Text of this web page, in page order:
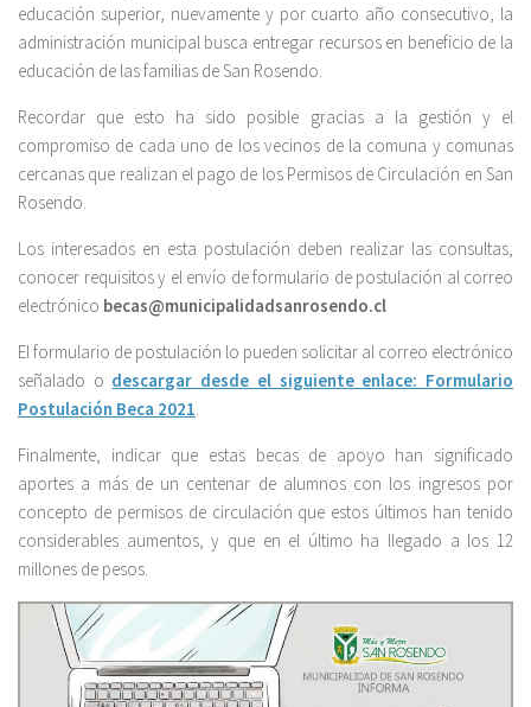
educación superior, nuevamente y por cuarto año consecutivo, la
administración municipal busca entregar recursos en beneficio de la
educación de las familias de San Rosendo.
Recordar que esto ha sido posible gracias a la gestión y el
compromiso de cada uno de los vecinos de la comuna y comunas
cercanas que realizan el pago de los Permisos de Circulación en San
Rosendo.
Los interesados en esta postulación deben realizar las consultas,
conocer requisitos y el envío de formulario de postulación al correo
electrónico becas@municipalidadsanrosendo.cl
El formulario de postulación lo pueden solicitar al correo electrónico
señalado o descargar desde el siguiente enlace: Formulario
Postulación Beca 2021
Finalmente, indicar que estas becas de apoyo han significado
aportes a más de un centenar de alumnos con los ingresos por
concepto de permisos de circulación que estos últimos han tenido
considerables aumentos, y que en el último ha llegado a los 12
millones de pesos.